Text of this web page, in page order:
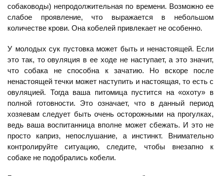
собаководы) непродолжительная по времени. Возможно ее
слабое проявление, что выражается в небольшом
количестве крови. Она кобелей привлекает не особенно.
У молодых сук пустовка может быть и ненастоящей. Если
это так, то овуляция в ее ходе не наступает, а это значит,
что собака не способна к зачатию. Но вскоре после
ненастоящей течки может наступить и настоящая, то есть с
овуляцией. Тогда ваша питомица пустится на «охоту» в
полной готовности. Это означает, что в данный период
хозяевам следует быть очень осторожными на прогулках,
ведь ваша воспитанница вполне может сбежать. И это не
просто каприз, непослушание, а инстинкт. Внимательно
контролируйте ситуацию, следите, чтобы внезапно к
собаке не подобрались кобели.